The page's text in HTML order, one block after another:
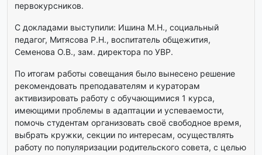
первокурсников.
С докладами выступили: Ишина М.Н., социальный
педагог, Митясова Р.Н., воспитатель общежития,
Семенова О.В., зам. директора по УВР.
По итогам работы совещания было вынесено решение
рекомендовать преподавателям и кураторам
активизировать работу с обучающимися 1 курса,
имеющими проблемы в адаптации и успеваемости,
помочь студентам организовать своё свободное время,
выбрать кружки, секции по интересам, осуществлять
работу по популяризации родительского совета, с целью